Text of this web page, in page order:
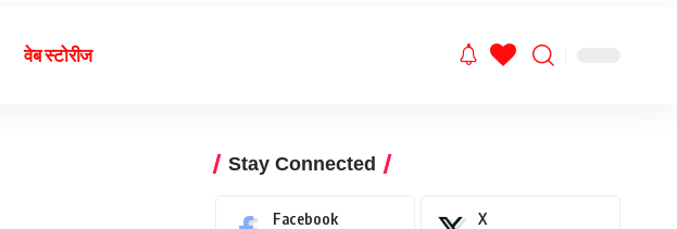
वेब स्टोरीज
Stay Connected
Facebook X